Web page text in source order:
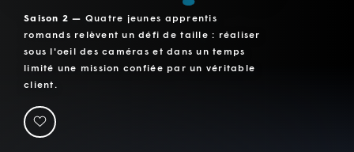
Saison 2 — Quatre jeunes apprentis
romands relèvent un défi de taille : réaliser
sous l'oeil des caméras et dans un temps
limité une mission confiée par un véritable
client.